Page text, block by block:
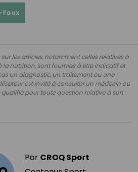
les articles, notamment celles relatives à
la nutrition, sont fournies à titre indicatif et
un diagnostic, un traitement ou une
est invité à consulter un médecin ou
pour toute question relative à son
Par CROQ Sport